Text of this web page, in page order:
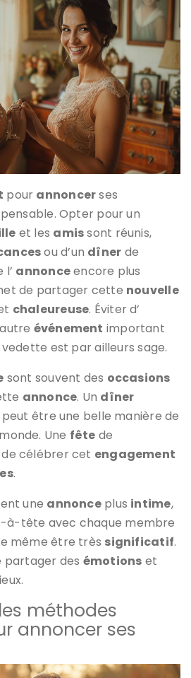
pour annoncerses
Opter pour un
et les amissont réunis,
ou d’un dîner de
annonceencore plus
de partager cette nouvelle
chaleureuse. Éviter d’
événement important
est par ailleurs sage.
sont souvent des occasions
annonce. Un dîner
être une belle manière de
Une fête de
célébrer cet engagement
.
une annonceplus intime,
à-tête avec chaque membre
même être très significatif.
partager des émotions et
méthodes
annoncer ses